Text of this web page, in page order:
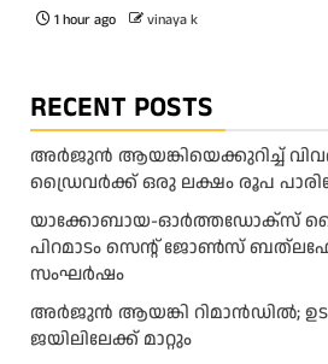
1 hour ago vinaya k
RECENT POSTS
അ​ർ​ജു​ൻ ആ​യ​ങ്കി​യെ​ക്കു​റി​ച്ച്
ഡ്രൈ​വ​ർ​ക്ക് ഒ​രു ല​ക്ഷം രൂ​പ
യാക്കോബായ-ഓർത്തഡോക്സ്
പിറമാടം സെന്റ്‌ ജോൺസ്
സംഘർഷം
അര്‍ജുന്‍ ആയങ്കി റിമാന്‍ഡില്‍;
ജയിലിലേക്ക് മാറ്റും